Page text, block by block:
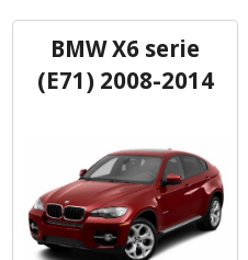
BMW X6 serie
(E71) 2008-2014